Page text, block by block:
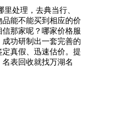
处理，去典当行、
能不能买到相应的价
那家呢？哪家价格服
功研制出一套完善的
真假、迅速估价。提
表回收就找万湖名